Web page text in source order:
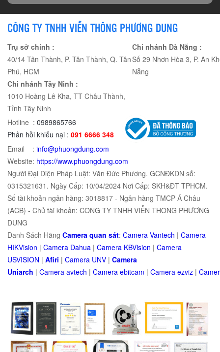
CÔNG TY TNHH VIỄN THÔNG PHƯƠNG DUNG
Trụ sở chính :
40/14 Tân Thành, P. Tân Thành, Q. Tân
Phú, HCM
Chi nhánh Đà Nẵng :
Số 29 Nhơn Hòa 3, P. An
Nẵng
Chi nhánh Tây Ninh :
1010 Hoàng Lê Kha, TT Châu Thành,
Tỉnh Tây Ninh
Hotline : 0989865766
Phản hồi khiếu nại : 091 6666 348
Email : info@phuongdung.com
Website: https://www.phuongdung.com
Người Đại Diện Pháp Luật: Văn Đức Phương. GCNĐKDN số:
0315321631. Ngày Cấp: 10/04/2024 Nơi Cấp: SKH&ĐT TPHCM.
Số tài khoản ngân hàng: 3018817 - Ngân hàng TMCP Á Châu
(ACB) - Chủ tài khoản: CÔNG TY TNHH VIỄN THÔNG PHƯƠNG
DUNG
Danh Sách Hãng Camera quan sát: Camera Vantech | Camera
HIKVision | Camera Dahua | Camera KBVision | Camera
USVISION | Afiri | Camera UNV | Camera
Uniarch | Camera avtech | Camera ebitcam | Camera ezviz |